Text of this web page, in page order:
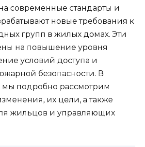
современные стандарты и
новые требования к
групп в жилых домах. Эти
на повышение уровня
условий доступа и
безопасности. В
мы подробно рассмотрим
их цели, а также
жильцов и управляющих